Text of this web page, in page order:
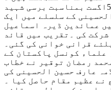
گزشتہ روزکوٹلی امام حسین میں 5اگست بمناسبت برسی شہید
کے سلسلے میں ایک
عمائدین ڈیرہ اسماعیل
کی ۔تقریب میں قائد
قرانی خوانی کی گئی۔
علماء کونسل پاکستان کے
رمضان توقیر نے خطاب
عارف حسین الحسینی کی
عظیم مقام حاصل کیا ۔